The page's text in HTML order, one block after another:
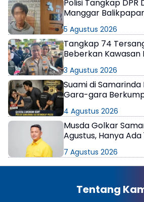
Polisi Tangkap DPR
Manggar
5 Agustus 2026
Tangkap 74
Beberkan
3 Agustus 2026
Suami di
Gara-gara
4 Agustus 2026
Musda Golkar
Agustus, Hanya Ada
7 Agustus 2026
Tentang